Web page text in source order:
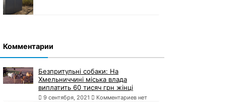
Комментарии
Безпритульні собаки: На
Хмельниччині міська влада
виплатить 60 тисяч грн жінці
9 сентября, 2021 Комментариев нет